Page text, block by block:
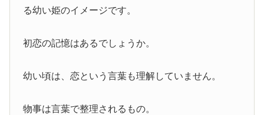
る幼い姫のイメージです。
初恋の記憶はあるでしょうか。
幼い頃は、恋という言葉も理解していません。
物事は言葉で整理されるもの。